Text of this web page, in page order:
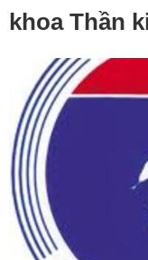
khoa Thần
bị hành